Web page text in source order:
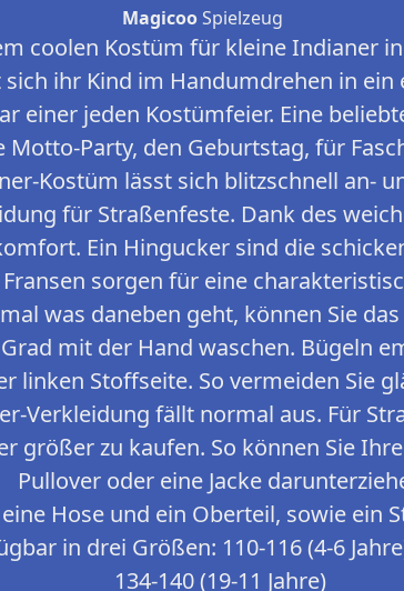
MagicooSpielzeug
coolen Kostüm für kleine Indianer
ihr Kind im Handumdrehen in
einer jeden Kostümfeier. Eine
Motto-Party, den Geburtstag, für
Kostüm lässt sich blitzschnell an-
für Straßenfeste. Dank des
Ein Hingucker sind die
Fransen sorgen für eine
mal was daneben geht, können Sie
mit der Hand waschen. Bügeln
linken Stoffseite. So vermeiden Sie
Verkleidung fällt normal aus. Für
größer zu kaufen. So können Sie
Pullover oder eine Jacke
Hose und ein Oberteil, sowie ein
in drei Größen: 110-116 (4-6
134-140 (19-11 Jahre)